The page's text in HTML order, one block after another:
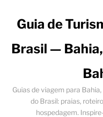
Guia de
Brasil — Bahia,
Guias de viagem para
do Brasil: praias,
hospedagem.